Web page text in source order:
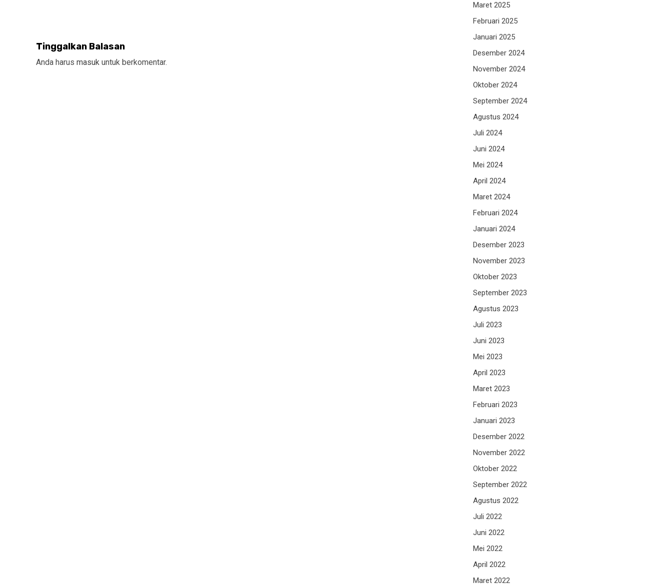
Tinggalkan Balasan
Anda harus masuk untuk berkomentar.
Maret 2025
Februari 2025
Januari 2025
Desember 2024
November 2024
Oktober 2024
September 2024
Agustus 2024
Juli 2024
Juni 2024
Mei 2024
April 2024
Maret 2024
Februari 2024
Januari 2024
Desember 2023
November 2023
Oktober 2023
September 2023
Agustus 2023
Juli 2023
Juni 2023
Mei 2023
April 2023
Maret 2023
Februari 2023
Januari 2023
Desember 2022
November 2022
Oktober 2022
September 2022
Agustus 2022
Juli 2022
Juni 2022
Mei 2022
April 2022
Maret 2022